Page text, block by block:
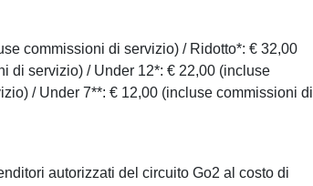
commissioni di servizio) / Ridotto*: € 32,00
di servizio) / Under 12*: € 22,00 (incluse
/ Under 7**: € 12,00 (incluse commissioni di
autorizzati del circuito Go2 al costo di